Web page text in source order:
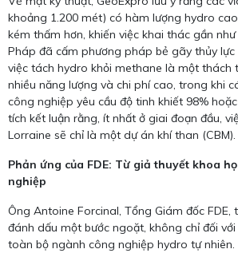
khoảng 1.200 mét) có hàm lượng hydro
kém thấm hơn, khiến việc khai thác gần
Pháp đã cấm phương pháp bẻ gãy thủy
việc tách hydro khỏi methane là một thách
nhiều năng lượng và chi phí cao, trong khi
công nghiệp yêu cầu độ tinh khiết 98%
tích kết luận rằng, ít nhất ở giai đoạn đầu,
Lorraine sẽ chỉ là một dự án khí than (CBM).
Phản ứng của FDE: Từ giả thuyết khoa
nghiệp
Ông Antoine Forcinal, Tổng Giám đốc FDE,
đánh dấu một bước ngoặt, không chỉ đối với
toàn bộ ngành công nghiệp hydro tự